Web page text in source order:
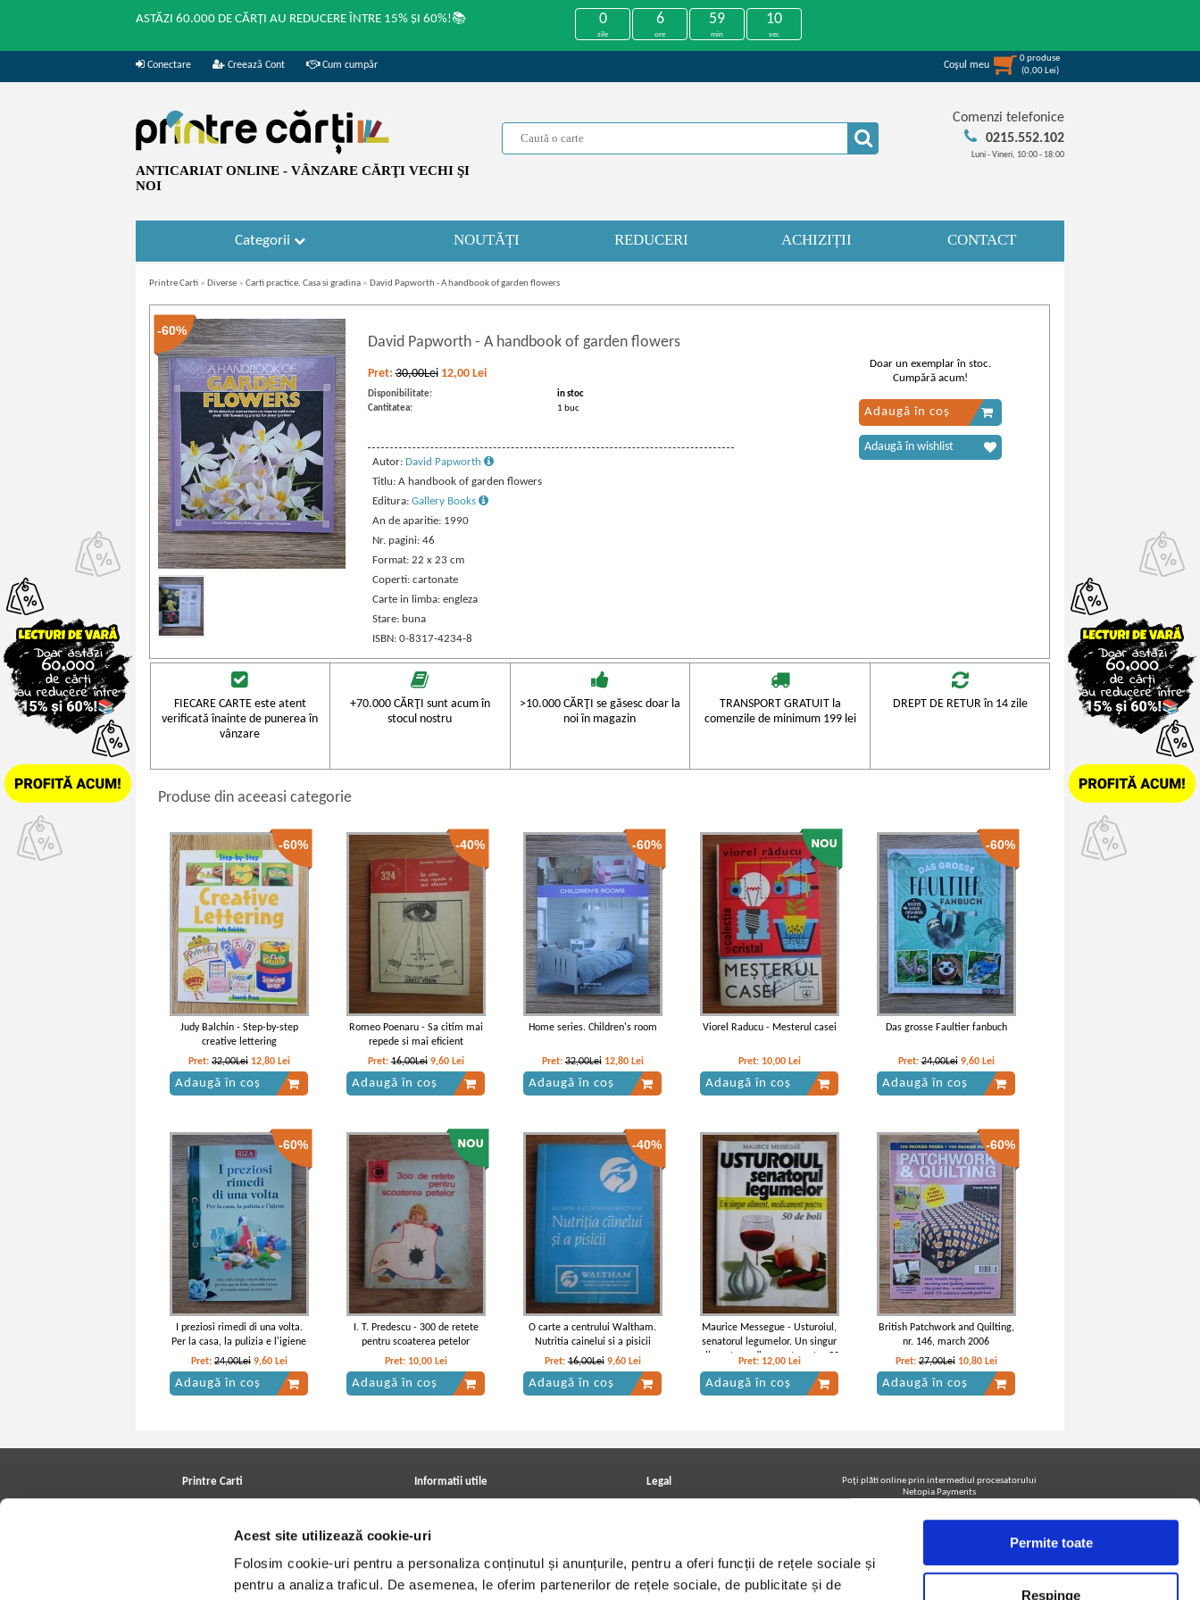
Acest site utilizează cookie-uri
Folosim cookie-uri pentru a personaliza conținutul și anunțurile, pentru a oferi funcții de rețele sociale și
pentru a analiza traficul. De asemenea, le oferim partenerilor de rețele sociale, de publicitate și de
Permite toate
Respinge
ASTĂZI 60.000 DE CĂRȚI AU REDUCERE ÎNTRE 15% ȘI 60%!📚 0
zile
6
ore
59
min
9
sec
Conectare Creează Cont Cum cumpăr Coşul meu
0produse
(0,00 Lei)
ANTICARIAT ONLINE - VÂNZARE CĂRŢI VECHI ŞI
NOI
Comenzi telefonice
0215.552.102
Luni - Vineri, 10:00 - 18:00
Categorii NOUTĂȚI REDUCERI ACHIZIȚII CONTACT
Printre Carti » Diverse » Carti practice. Casa si gradina » David Papworth - A handbook of garden flowers
-60%
David Papworth - A handbook of garden flowers
Pret:30,00Lei 12,00 Lei
Disponibilitate:
in stoc
Cantitatea:
1 buc
Autor: David Papworth
Titlu: A handbook of garden flowers
Editura: Gallery Books
An de aparitie: 1990
Nr. pagini: 46
Format: 22 x 23 cm
Coperti: cartonate
Carte in limba: engleza
Stare: buna
ISBN: 0-8317-4234-8
Doar un exemplar în stoc.
Cumpără acum!
Adaugă în coș
Adaugă în wishlist
FIECARE CARTE este atent
verificată înainte de punerea în
vânzare
+70.000 CĂRŢI sunt acum în
stocul nostru
>10.000 CĂRŢI se găsesc doar la
noi în magazin
TRANSPORT GRATUIT la
comenzile de minimum 199 lei
DREPT DE RETUR în 14 zile
Produse din aceeasi categorie
-60%
Judy Balchin - Step-by-step
creative lettering
Pret: 32,00Lei 12,80 Lei
Adaugă în coș
-40%
Romeo Poenaru - Sa citim mai
repede si mai eficient
Pret:16,00Lei 9,60 Lei
Adaugă în coș
-60%
Home series. Children's room
Pret:32,00Lei 12,80 Lei
Adaugă în coș
Viorel Raducu - Mesterul casei
Pret: 10,00 Lei
Adaugă în coș
-60%
Das grosse Faultier fanbuch
Pret:24,00Lei 9,60 Lei
Adaugă în coș
-60%
I preziosi rimedi di una volta.
Per la casa, la pulizia e l'igiene
Pret: 24,00Lei 9,60 Lei
Adaugă în coș
I. T. Predescu - 300 de retete
pentru scoaterea petelor
Pret: 10,00 Lei
Adaugă în coș
-40%
O carte a centrului Waltham.
Nutritia cainelui si a pisicii
Pret:16,00Lei 9,60 Lei
Adaugă în coș
Maurice Messegue - Usturoiul,
senatorul legumelor. Un singur
aliment, medicament pentru 50
de boli
Pret: 12,00 Lei
Adaugă în coș
-60%
British Patchwork and Quilting,
nr. 146, march 2006
Pret:27,00Lei 10,80 Lei
Adaugă în coș
Printre Carti
Cele mai căutate cărți
Blog Printre Carti
Informatii utile
Contact
Politica de livrare
Angajari - Cariere
Legal
Utilizare cookie-uri
Poţi plăti online prin intermediul procesatorului
Netopia Payments
Urmăreşte-ne pe facebook pentru a fi la curent cu
promoţiile PrintreCarti.ro